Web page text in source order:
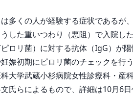
多くの人が経験する症状であるが
した重いつわり（悪阻）で入院し
ロリ菌）に対する抗体（IgG）が
娠初期にピロリ菌のチェックを行
大学武蔵小杉病院女性診療科・産
氏らによるもので、詳細は10月6